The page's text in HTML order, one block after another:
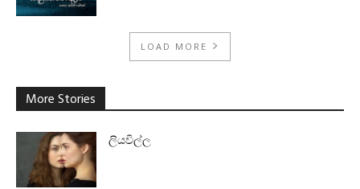
LOAD MORE
More Stories
ලියවිල්ල